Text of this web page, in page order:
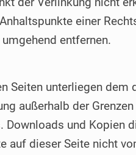
einer
entfernen.
Seiten unterliegen dem
außerhalb der
und Kopien
auf dieser Seite nicht